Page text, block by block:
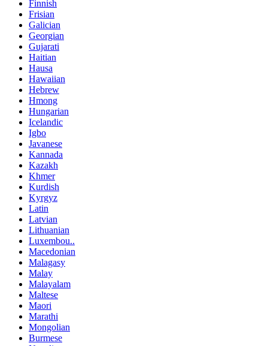
Finnish
Frisian
Galician
Georgian
Gujarati
Haitian
Hausa
Hawaiian
Hebrew
Hmong
Hungarian
Icelandic
Igbo
Javanese
Kannada
Kazakh
Khmer
Kurdish
Kyrgyz
Latin
Latvian
Lithuanian
Luxembou..
Macedonian
Malagasy
Malay
Malayalam
Maltese
Maori
Marathi
Mongolian
Burmese